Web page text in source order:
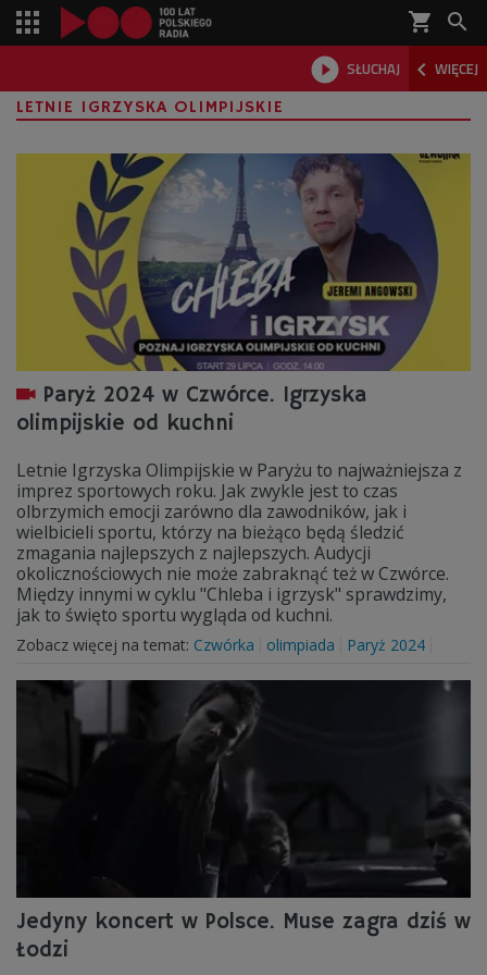
shopping_cart 
 SŁUCHAJ  WIĘCEJ

LETNIE IGRZYSKA OLIMPIJSKIE
Paryż 2024 w Czwórce. Igrzyska
olimpijskie od kuchni
Letnie Igrzyska Olimpijskie w Paryżu to najważniejsza z
imprez sportowych roku. Jak zwykle jest to czas
olbrzymich emocji zarówno dla zawodników, jak i
wielbicieli sportu, którzy na bieżąco będą śledzić
zmagania najlepszych z najlepszych. Audycji
okolicznościowych nie może zabraknąć też w Czwórce.
Między innymi w cyklu "Chleba i igrzysk" sprawdzimy,
jak to święto sportu wygląda od kuchni.
Zobacz więcej na temat: Czwórka olimpiada Paryż 2024
Jedyny koncert w Polsce. Muse zagra dziś w
Łodzi